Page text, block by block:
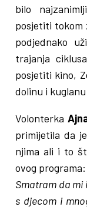
bilo
posjetiti tokom
podjednako
trajanja
posjetiti kino,
dolinu i
Volonterka
primijetila da
njima ali i to
ovog programa:
Smatram da mi
s djecom i